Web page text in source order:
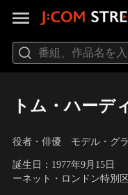
トム・ハーデ
役者・俳優 モデル・グ
誕生日：1977年9月15日
ーネット・ロンドン特別区